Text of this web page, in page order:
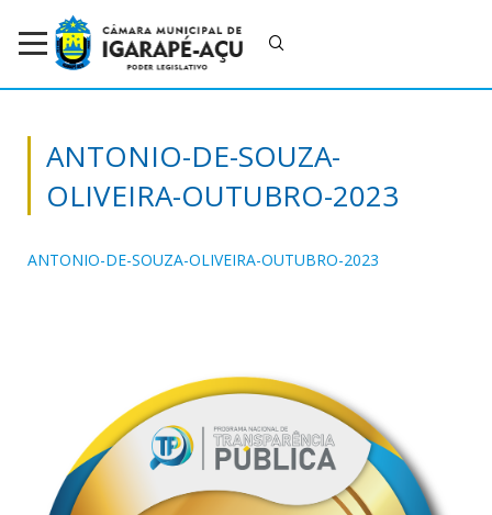
ANTONIO-DE-SOUZA-
OLIVEIRA-OUTUBRO-2023
ANTONIO-DE-SOUZA-OLIVEIRA-OUTUBRO-2023